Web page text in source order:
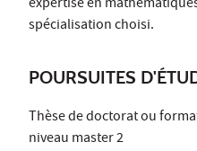
expertise en
spécialisation choisi.
POURSUITES
Thèse de doctorat ou
niveau master 2